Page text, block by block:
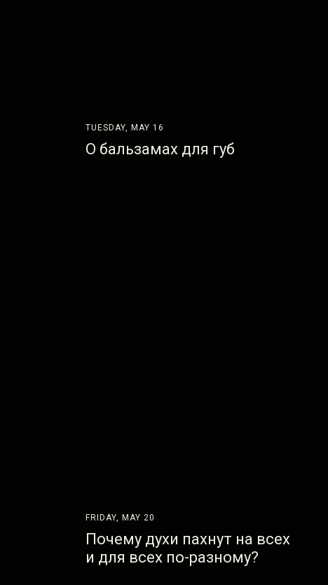
TUESDAY, MAY 16
О бальзамах для губ
FRIDAY, MAY 20
Почему духи пахнут на всех
и для всех по-разному?